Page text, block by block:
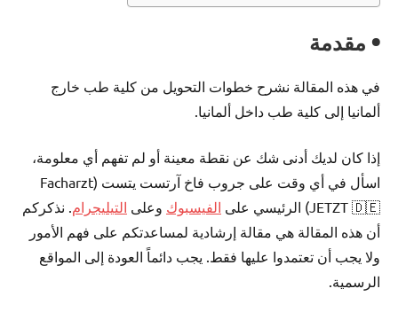
• مقدمة
في هذه المقالة نشرح خطوات التحويل من كلية طب خارج
ألمانيا إلى كلية طب داخل ألمانيا.
إذا كان لديك أدنى شك عن نقطة معينة أو لم تفهم أي معلومة،
اسأل في أي وقت على جروب فاخ آرتست يتست (Facharzt
JETZT 🇩🇪) الرئيسي على
الفيسبوك وعلى التيليجرام . نذكركم
أن هذه المقالة هي مقالة إرشادية لمساعدتكم على فهم الأمور
ولا يجب أن تعتمدوا عليها فقط. يجب دائماً العودة إلى المواقع
الرسمية.